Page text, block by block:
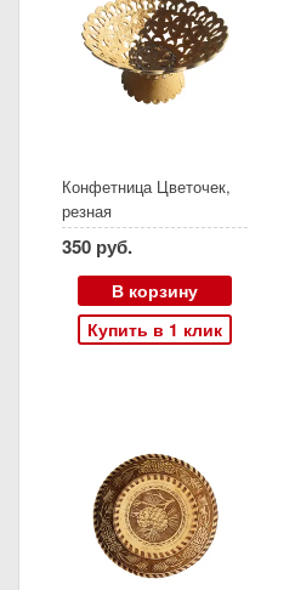
Конфетница Цветочек,
резная
350 руб.
В корзину
Купить в 1 клик